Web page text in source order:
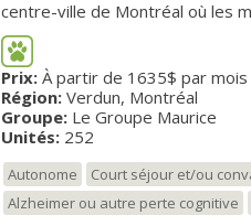
centre-ville de Montréal où les
vous attendent, vous profiterez
plus grand bonheur… un oasis de paix
des Sœurs propose plus de 252
offrir une qualité de vie
Prix:À partir de 1635$ par mois
Région: Verdun, Montréal
Groupe: Le Groupe Maurice
Unités:252
Autonome Court séjour et/ou
Alzheimer ou autre perte cognitive